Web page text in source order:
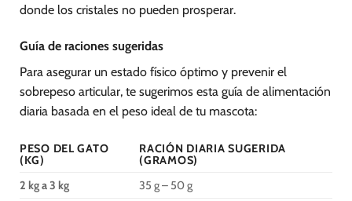
donde los cristales no pueden prosperar.
Guía de raciones sugeridas
Para asegurar un estado físico óptimo y prevenir el
sobrepeso articular, te sugerimos esta guía de alimentación
diaria basada en el peso ideal de tu mascota:
PESO DEL GATO
(KG)
RACIÓN DIARIA SUGERIDA
(GRAMOS)
2 kg a 3 kg
35 g – 50 g